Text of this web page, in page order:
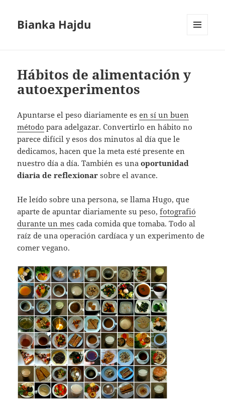
Bianka Hajdu
Hábitos de alimentación y
autoexperimentos
Apuntarse el peso diariamente esen sí un buen
método para adelgazar. Convertirlo en hábito no
parece difícil y esos dos minutos al día que le
dedicamos, hacen que la meta esté presente en
nuestro día a día. También es unaoportunidad
diaria de reflexionar sobre el avance.
He leído sobre una persona, se llama Hugo, que
aparte de apuntar diariamente su peso,fotografió
durante un mes cada comida que tomaba. Todo al
raíz de una operación cardíaca y un experimento de
comer vegano.